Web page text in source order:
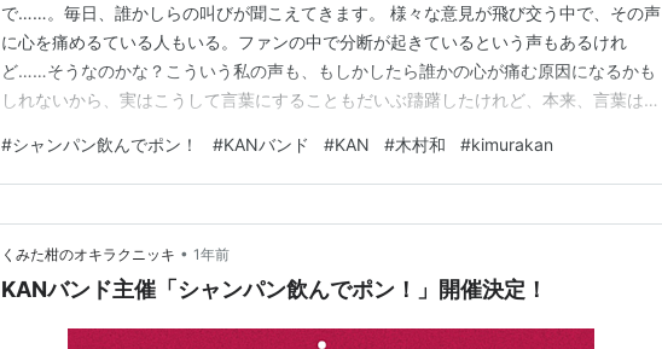
で……。毎日、誰かしらの叫びが聞こえてきます。 様々な意見が飛び交う中で、その声
に心を痛めるている人もいる。ファンの中で分断が起きているという声もあるけれ
ど……そうなのかな？こういう私の声も、もしかしたら誰かの心が痛む原因になるかも
しれないから、実はこうして言葉にすることもだいぶ躊躇したけれど、本来、言葉は自
チケットがあたらなくて悲しい、悔しい、絶対に行きたいという思いは痛いほどわかる
し、行ける人、行けない人の間には大きな違いができてしまう…
#シャンパン飲んでポン！ #KANバンド #KAN #木村和 #kimurakan
くみた柑のオキラクニッキ • 1年前
KANバンド主催「シャンパン飲んでポン！」開催決定！